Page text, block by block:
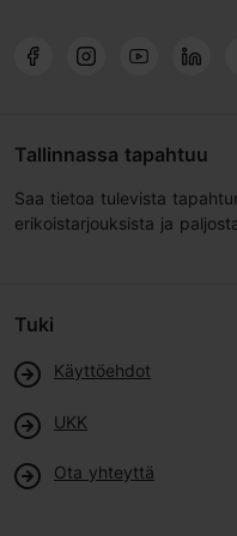
Tallinnassa tapahtuu
Saa tietoa tulevista
erikoistarjouksista ja
Tuki
Käyttöehdot
UKK
Ota yhteyttä